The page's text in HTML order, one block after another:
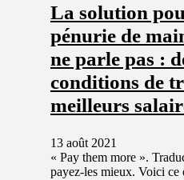
La solution
pénurie de
ne parle pas :
conditions de
meilleurs
13 août 2021
« Pay them more ».
payez-les mieux. Voici